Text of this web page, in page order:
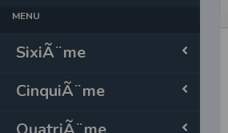
MENU
SixiÃ¨me
CinquiÃ¨me